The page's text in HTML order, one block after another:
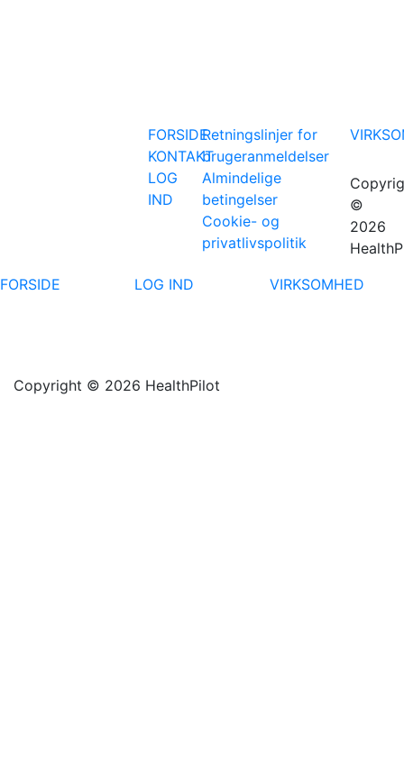
FORSIDE
KONTAKT
LOG
IND
Retningslinjer for
brugeranmeldelser
Almindelige
betingelser
Cookie- og
privatlivspolitik
©
2026
FORSIDE
LOG IND VIRKSOMHED
Copyright © 2026 HealthPilot